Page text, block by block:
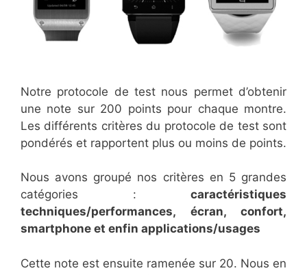
Notre protocole de test nous permet d’obtenir
une note sur 200 points pour chaque montre.
Les différents critères du protocole de test sont
pondérés et rapportent plus ou moins de points.
Nous avons groupé nos critères en 5 grandes
catégories : caractéristiques
techniques/performances, écran, confort,
smartphone et enfin applications/usages
Cette note est ensuite ramenée sur 20. Nous en